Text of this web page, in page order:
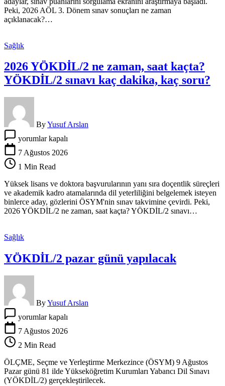
açıklanacak?
Açık
Öğretim
sınav
sonuçları
ve
nereden
öğrenilir?
için
Peki, 2026 AÖL 3. Dönem sınav sonuçları ne zaman
açıklanacak?…
Sağlık
2026 YÖKDİL/2 ne zaman, saat kaçta?
YÖKDİL/2 sınavı kaç dakika, kaç soru?
ByYusuf Arslan
YÖKDİL/2
ne
saat
YÖKDİL/2
sınavı
kaç
dakika,
soru?
için
yorumlar kapalı
7 Ağustos 2026
1 Min Read
Yüksek lisans ve doktora başvurularının yanı sıra doçentlik süreçleri
ve akademik kadro atamalarında dil yeterliliğini belgelemek isteyen
binlerce aday, gözlerini ÖSYM'nin sınav takvimine çevirdi. Peki,
2026 YÖKDİL/2 ne zaman, saat kaçta? YÖKDİL/2 sınavı…
Sağlık
YÖKDİL/2 pazar günü yapılacak
ByYusuf Arslan
pazar
günü
için
yorumlar kapalı
7 Ağustos 2026
2 Min Read
ÖLÇME, Seçme ve Yerleştirme Merkezince (ÖSYM) 9 Ağustos
Pazar günü 81 ilde Yükseköğretim Kurumları Yabancı Dil Sınavı
(YÖKDİL/2) gerçekleştirilecek.